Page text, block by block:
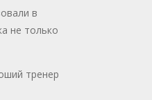
в
не только
тренер